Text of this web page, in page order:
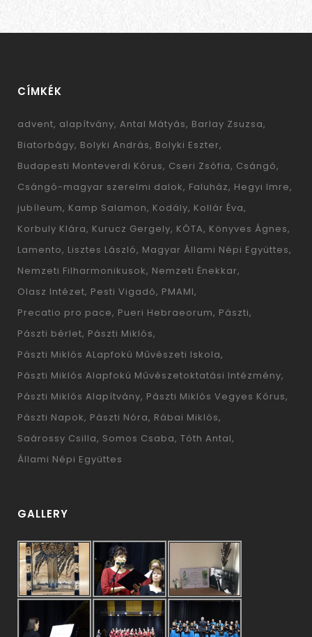
CÍMKÉK
advent alapítvány Antal Mátyás Barlay Zsuzsa
Biatorbágy Bolyki András Bolyki Eszter
Budapesti Monteverdi Kórus Cseri Zsófia Csángó
Csángó-magyar szerelmi dalok Faluház Hegyi Imre
jubíleum Kamp Salamon Kodály Kollár Éva
Korbuly Klára Kurucz Gergely KÓTA Könyves Ágnes
Lamento Lisztes László Magyar Állami Népi Együttes
Nemzeti Filharmonikusok Nemzeti Énekkar
Olasz Intézet Pesti Vigadó PMAMI
Precatio pro pace Pueri Hebraeorum Pászti
Pászti bérlet Pászti Miklós
Pászti Miklós ALapfokú Művészeti Iskola
Pászti Miklós Alapfokú Művészetoktatási Intézmény
Pászti Miklós Alapítvány Pászti Miklós Vegyes Kórus
Pászti Napok Pászti Nóra Rábai Miklós
Saárossy Csilla Somos Csaba Tóth Antal
Állami Népi Együttes
GALLERY